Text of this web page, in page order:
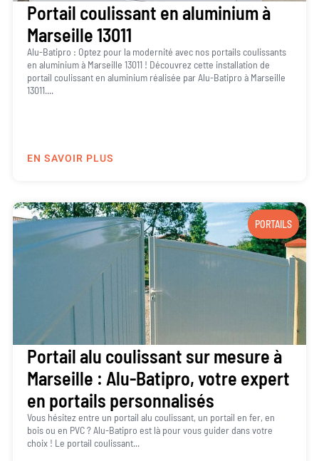
Portail coulissant en aluminium à
Marseille 13011
Alu-Batipro : Optez pour la modernité avec nos portails coulissants
en aluminium à Marseille 13011 ! Découvrez cette installation de
portail coulissant en aluminium réalisée par Alu-Batipro à Marseille
13011....
EN SAVOIR PLUS
PORTAILS
Portail alu coulissant sur mesure à
Marseille : Alu-Batipro, votre expert
en portails personnalisés
Vous hésitez entre un portail alu coulissant, un portail en fer, en
bois ou en PVC ? Alu-Batipro est là pour vous guider dans votre
choix ! Le portail coulissant...